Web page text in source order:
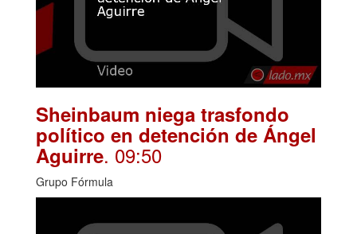
Sheinbaum niega trasfondo
político en detención de Ángel
Aguirre. 09:50
Grupo Fórmula